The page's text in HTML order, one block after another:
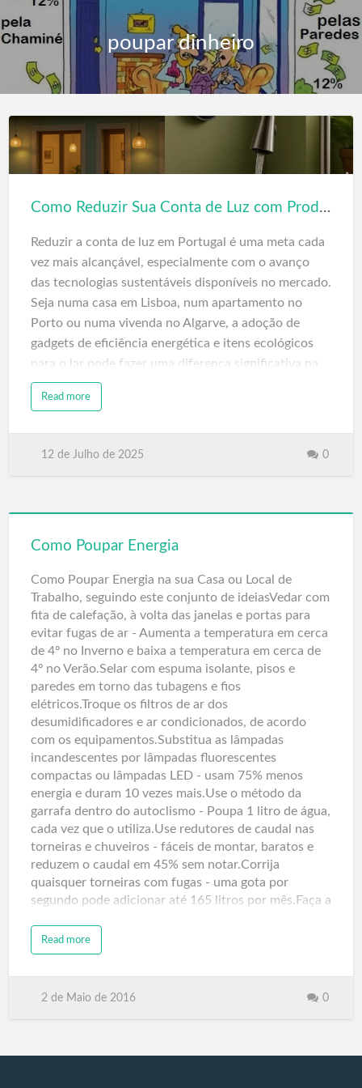
poupar dinheiro
Como Reduzir Sua Conta de Luz com Produtos Sustentáveis da Amazon
Reduzir a conta de luz em Portugal é uma meta cada
vez mais alcançável, especialmente com o avanço
das tecnologias sustentáveis disponíveis no mercado.
Seja numa casa em Lisboa, num apartamento no
Porto ou numa vivenda no Algarve, a adoção de
gadgets de eficiência energética e itens ecológicos
para o lar pode fazer uma diferença significativa na
sua fatura mensal, ao mesmo tempo que contribui
para um estilo de vida mais verde e responsável.
mergulhar no tema e descobrir como implementar
Por Que Reduzir a Conta de Luz é Importante em
Portugal?
Portugal tem enfrentado desafios energéticos nos
últimos anos, com flutuações nos preços da
eletricidade in…
Read more
12 de Julho de 2025 0
Como Poupar Energia
Como Poupar Energia na sua Casa ou Local de
Trabalho, seguindo este conjunto de ideiasVedar com
fita de calefação, à volta das janelas e portas para
evitar fugas de ar - Aumenta a temperatura em cerca
de 4º no Inverno e baixa a temperatura em cerca de
4º no Verão.Selar com espuma isolante, pisos e
paredes em torno das tubagens e fios
elétricos.Troque os filtros de ar dos
desumidificadores e ar condicionados, de acordo
com os equipamentos.Substitua as lâmpadas
incandescentes por lâmpadas fluorescentes
compactas ou lâmpadas LED - usam 75% menos
energia e duram 10 vezes mais.Use o método da
garrafa dentro do autoclismo - Poupa 1 litro de água,
cada vez que o utiliza.Use redutores de caudal nas
torneiras e chuveiros - fáceis de montar, baratos e
reduzem o caudal em 45% sem notar.Corrija
quaisquer torneiras com fugas - uma gota por
segundo pode adicionar até 165 litros por mês.Faça a
Read more
2 de Maio de 2016 0